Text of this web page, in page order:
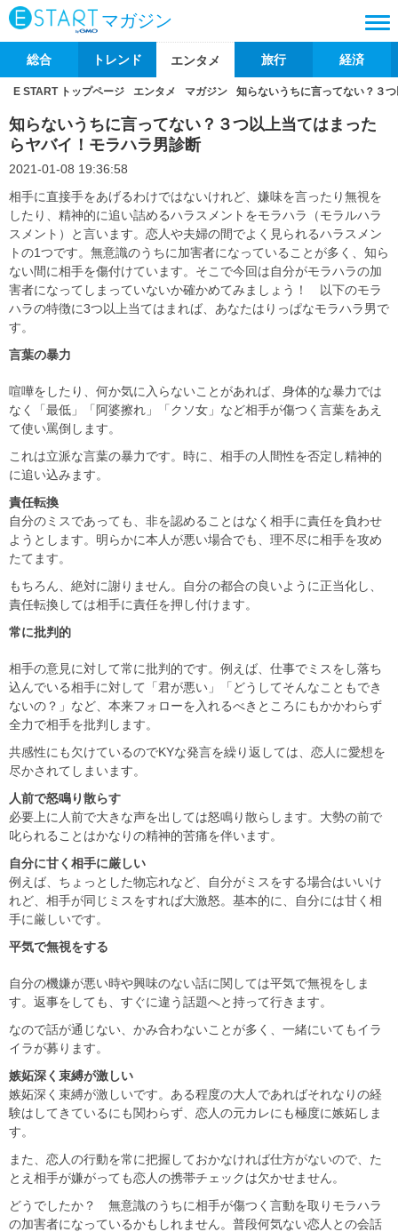
マガジン
総合 トレンド エンタメ 旅行 経済
E START トップページ エンタメ マガジン 知らないうちに言ってない？３
知らないうちに言ってない？３つ以上当てはまった
らヤバイ！モラハラ男診断
2021-01-08 19:36:58
相手に直接手をあげるわけではないけれど、嫌味を言ったり無視を
したり、精神的に追い詰めるハラスメントをモラハラ（モラルハラ
スメント）と言います。恋人や夫婦の間でよく見られるハラスメン
トの1つです。無意識のうちに加害者になっていることが多く、知ら
ない間に相手を傷付けています。そこで今回は自分がモラハラの加
害者になってしまっていないか確かめてみましょう！ 以下のモラ
ハラの特徴に3つ以上当てはまれば、あなたはりっぱなモラハラ男で
す。
言葉の暴力
喧嘩をしたり、何か気に入らないことがあれば、身体的な暴力では
なく「最低」「阿婆擦れ」「クソ女」など相手が傷つく言葉をあえ
て使い罵倒します。
これは立派な言葉の暴力です。時に、相手の人間性を否定し精神的
に追い込みます。
責任転換
自分のミスであっても、非を認めることはなく相手に責任を負わせ
ようとします。明らかに本人が悪い場合でも、理不尽に相手を攻め
たてます。
もちろん、絶対に謝りません。自分の都合の良いように正当化し、
責任転換しては相手に責任を押し付けます。
常に批判的
相手の意見に対して常に批判的です。例えば、仕事でミスをし落ち
込んでいる相手に対して「君が悪い」「どうしてそんなこともでき
ないの？」など、本来フォローを入れるべきところにもかかわらず
全力で相手を批判します。
共感性にも欠けているのでKYな発言を繰り返しては、恋人に愛想を
尽かされてしまいます。
人前で怒鳴り散らす
必要上に人前で大きな声を出しては怒鳴り散らします。大勢の前で
叱られることはかなりの精神的苦痛を伴います。
自分に甘く相手に厳しい
例えば、ちょっとした物忘れなど、自分がミスをする場合はいいけ
れど、相手が同じミスをすれば大激怒。基本的に、自分には甘く相
手に厳しいです。
平気で無視をする
自分の機嫌が悪い時や興味のない話に関しては平気で無視をしま
す。返事をしても、すぐに違う話題へと持って行きます。
なので話が通じない、かみ合わないことが多く、一緒にいてもイラ
イラが募ります。
嫉妬深く束縛が激しい
嫉妬深く束縛が激しいです。ある程度の大人であればそれなりの経
験はしてきているにも関わらず、恋人の元カレにも極度に嫉妬しま
す。
また、恋人の行動を常に把握しておかなければ仕方がないので、た
とえ相手が嫌がっても恋人の携帯チェックは欠かせません。
どうでしたか？ 無意識のうちに相手が傷つく言動を取りモラハラ
の加害者になっているかもしれません。普段何気ない恋人との会話